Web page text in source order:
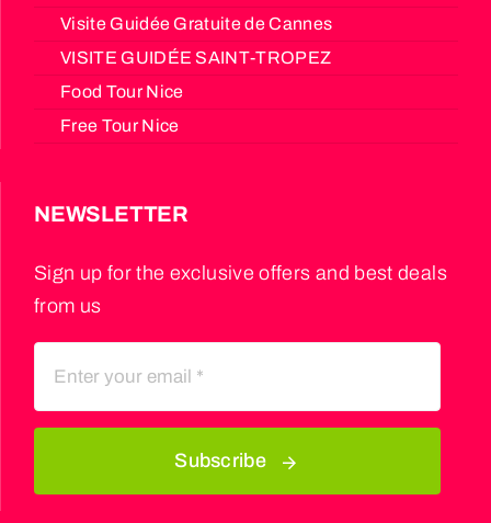
Visite Guidée Gratuite de Cannes
VISITE GUIDÉE SAINT-TROPEZ
Food Tour Nice
Free Tour Nice
NEWSLETTER
Sign up for the exclusive offers and best deals
from us
Subscribe